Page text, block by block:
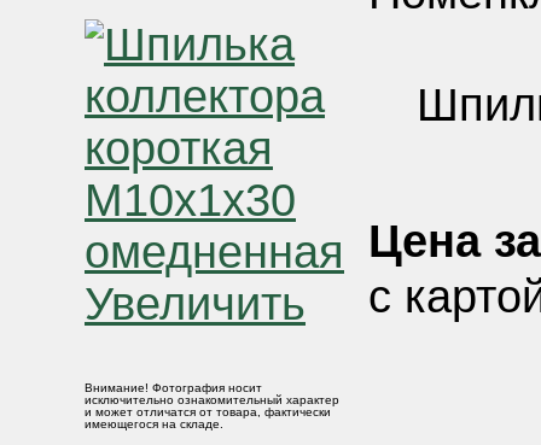
Увеличить
Внимание! Фотография носит
исключительно ознакомительный характер
и может отличатся от товара, фактически
имеющегося на складе.
Цена
с